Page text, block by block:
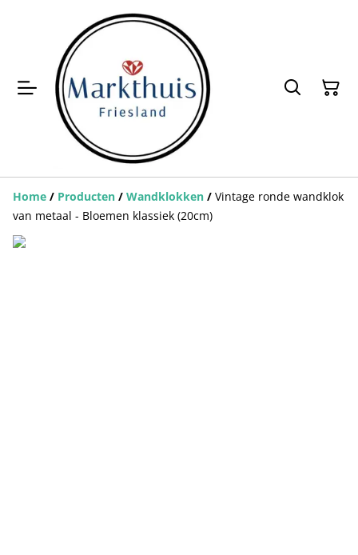
Home / Producten / Wandklokken / Vintage ronde wandklok
van metaal - Bloemen klassiek (20cm)